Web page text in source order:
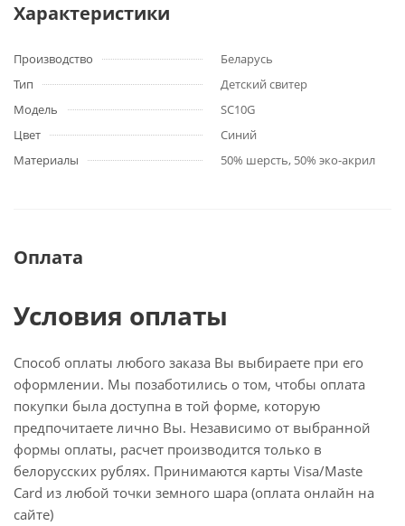
Характеристики
Производство
Беларусь
Тип
Детский свитер
Модель
SC10G
Цвет
Синий
Материалы
50% шерсть, 50% эко-акрил
Оплата
Условия оплаты
Способ оплаты любого заказа Вы выбираете при его
оформлении. Мы позаботились о том, чтобы оплата
покупки была доступна в той форме, которую
предпочитаете лично Вы. Независимо от выбранной
формы оплаты, расчет производится только в
белорусских рублях. Принимаются карты Visa/Maste
Card из любой точки земного шара (оплата онлайн на
сайте)